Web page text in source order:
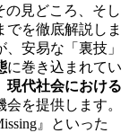
の見どころ、そし
を徹底解説しま
安易な「裏技」
に巻き込まれてい
現代社会における
会を提供します。
』といった